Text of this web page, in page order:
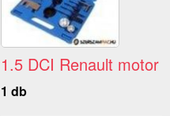
1.5 DCI Renault motor
1 db